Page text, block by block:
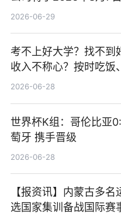
期股息每股人民币0.013
2026-06-29
考不上好大学？找不到
收入不称心？按时吃饭
觉
2026-06-28
世界杯K组：哥伦比亚
萄牙 携手晋级
2026-06-28
【报资讯】内蒙古多名
选国家集训备战国际赛